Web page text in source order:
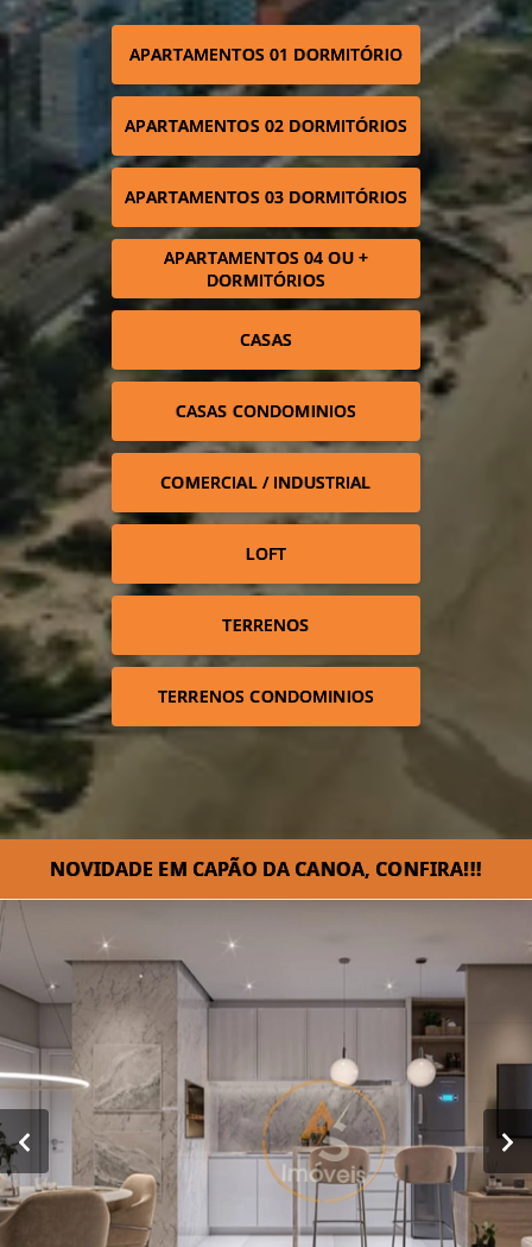
APARTAMENTOS 01 DORMITÓRIO
APARTAMENTOS 02 DORMITÓRIOS
APARTAMENTOS 03 DORMITÓRIOS
APARTAMENTOS 04 OU +
DORMITÓRIOS
CASAS
CASAS CONDOMINIOS
COMERCIAL / INDUSTRIAL
LOFT
TERRENOS
TERRENOS CONDOMINIOS
NOVIDADE EM CAPÃO DA CANOA, CONFIRA!!!